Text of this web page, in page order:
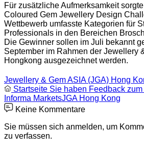
Für zusätzliche Aufmerksamkeit
Coloured Gem Jewellery Design
Wettbewerb umfasste Kategorien für
Professionals in den Bereichen
Die Gewinner sollen im Juli bekannt
September im Rahmen der Jewellery
Hongkong ausgezeichnet werden.
Jewellery & Gem ASIA (JGA) Hong
Startseite Sie haben Feedback
Informa MarketsJGA Hong Kong
Keine Kommentare
Sie müssen sich anmelden, um
zu verfassen.